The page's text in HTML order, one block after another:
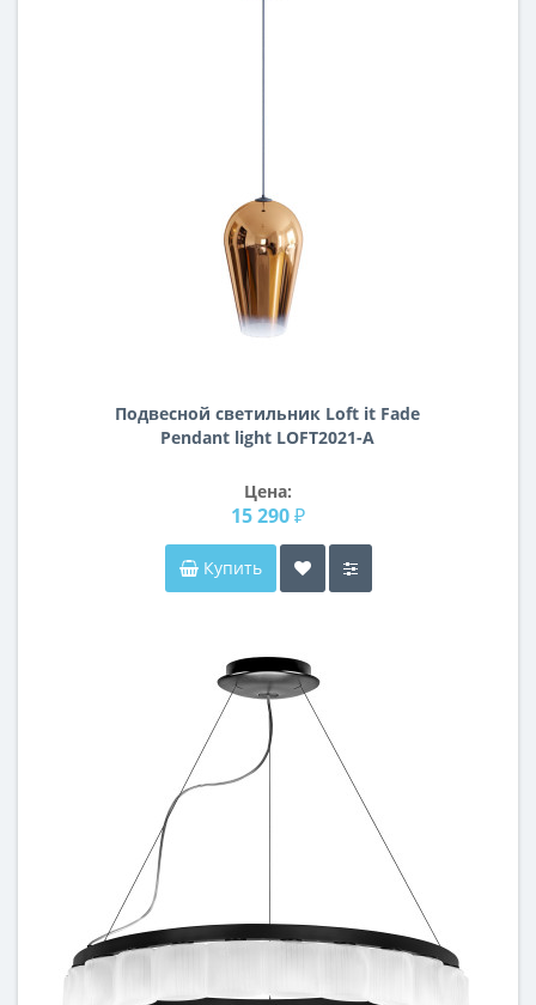
Подвесной светильник Loft it Fade
Pendant light LOFT2021-A
Цена:
15 290 ₽
Купить